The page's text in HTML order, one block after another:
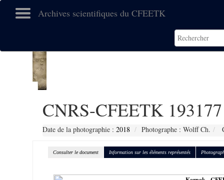
Archives scientifiques du CFEETK
CNRS-CFEETK 193177
Date de la photographie : 2018 Photographe : Wolff Ch.
Consulter le document Information sur les éléments représentés